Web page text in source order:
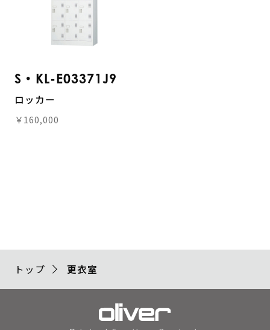
S・KL-E03371J9
ロッカー
￥160,000
トップ 更衣室